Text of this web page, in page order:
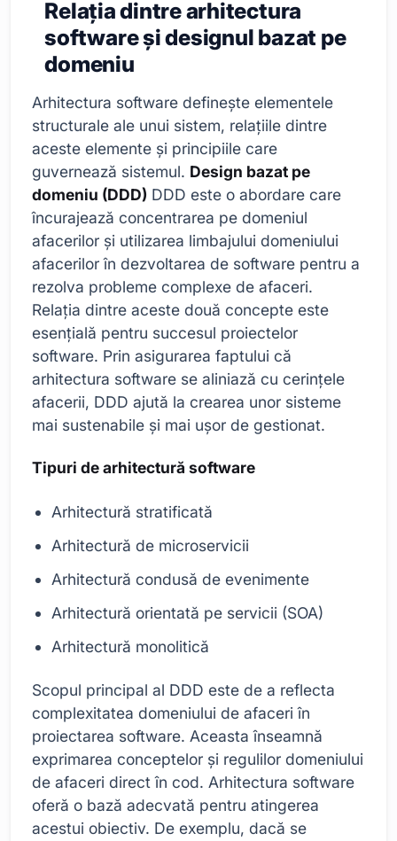
Relația dintre arhitectura
software și designul bazat pe
domeniu
Arhitectura software definește elementele
structurale ale unui sistem, relațiile dintre
aceste elemente și principiile care
guvernează sistemul. Design bazat pe
domeniu (DDD) DDD este o abordare care
încurajează concentrarea pe domeniul
afacerilor și utilizarea limbajului domeniului
afacerilor în dezvoltarea de software pentru a
rezolva probleme complexe de afaceri.
Relația dintre aceste două concepte este
esențială pentru succesul proiectelor
software. Prin asigurarea faptului că
arhitectura software se aliniază cu cerințele
afacerii, DDD ajută la crearea unor sisteme
mai sustenabile și mai ușor de gestionat.
Tipuri de arhitectură software
Arhitectură stratificată
Arhitectură de microservicii
Arhitectură condusă de evenimente
Arhitectură orientată pe servicii (SOA)
Arhitectură monolitică
Scopul principal al DDD este de a reflecta
complexitatea domeniului de afaceri în
proiectarea software. Aceasta înseamnă
exprimarea conceptelor și regulilor domeniului
de afaceri direct în cod. Arhitectura software
oferă o bază adecvată pentru atingerea
acestui obiectiv. De exemplu, dacă se